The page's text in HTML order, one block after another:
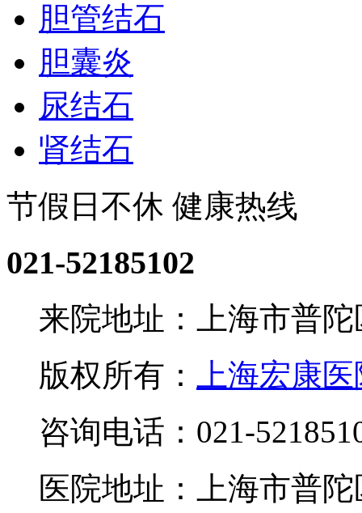
胆管结石
胆囊炎
尿结石
肾结石
节假日不休 健康热线
021-52185102
来院地址：上海市普
版权所有：
上海宏康
咨询电话：021-
医院地址：上海市普